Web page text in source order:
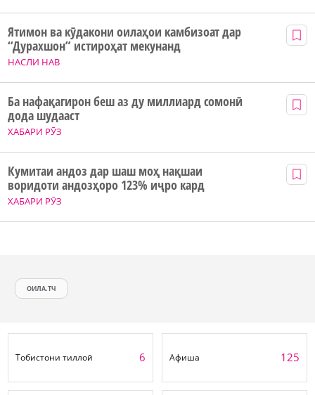
НАСЛИ НАВ
Ятимон ва кӯдакони оилаҳои камбизоат дар
“Дурахшон” истироҳат мекунанд
ХАБАРИ РӮЗ
Ба нафақагирон беш аз ду миллиард сомонӣ
дода шудааст
ХАБАРИ РӮЗ
Кумитаи андоз дар шаш моҳ нақшаи
воридоти андозҳоро 123% иҷро кард
ОИЛА.ТЧ
Тобистони тиллоӣ 6 Афиша 125